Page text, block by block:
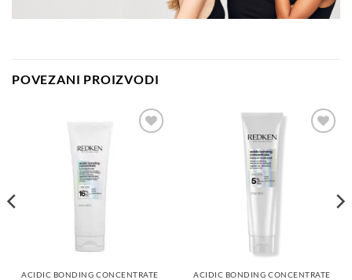
POVEZANI PROIZVODI
ACIDIC BONDING CONCENTRATE ACIDIC BONDING CONCENTRATE